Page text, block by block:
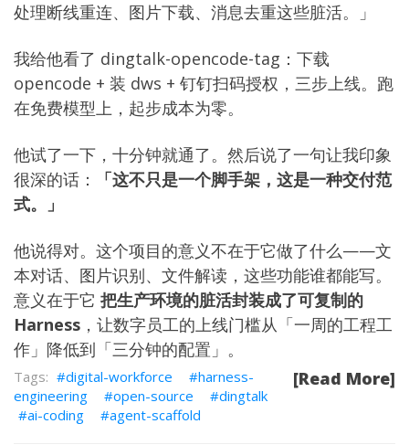
处理断线重连、图片下载、消息去重这些脏活。」
我给他看了 dingtalk-opencode-tag ：下载
opencode + 装 dws + 钉钉扫码授权，三步上线。跑
在免费模型上，起步成本为零。
他试了一下，十分钟就通了。然后说了一句让我印象
很深的话：
「这不只是一个脚手架，这是一种交付范
式。」
他说得对。这个项目的意义不在于它做了什么——文
本对话、图片识别、文件解读，这些功能谁都能写。
意义在于它 把生产环境的脏活封装成了可复制的
Harness ，让数字员工的上线门槛从「一周的工程工
作」降低到「三分钟的配置」。
[Read More]
digital-workforce
harness-
engineering
open-source
dingtalk
ai-coding
agent-scaffold